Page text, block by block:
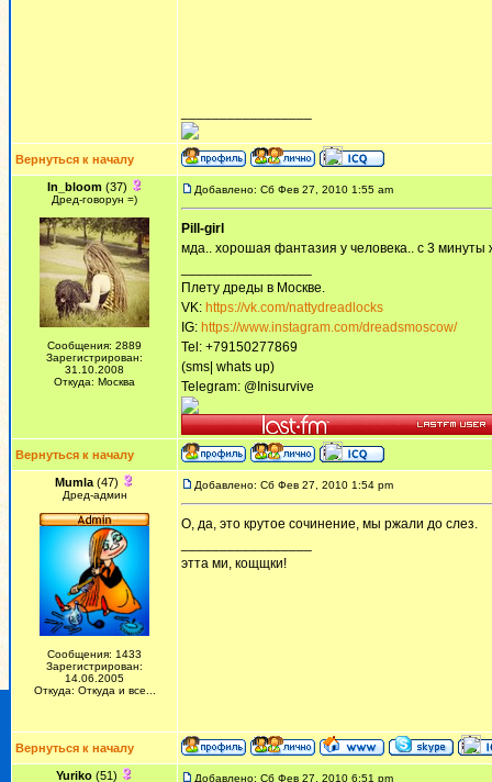
Вернуться к началу
In_bloom(37)
Дред-говорун =)
Сообщения: 2889
Зарегистрирован:
31.10.2008
Откуда: Москва
Добавлено: Сб Фев 27, 2010 1:55 am
Pill-girl
мда.. хорошая фантазия у человека.. с 3 минуты
Плету дреды в Москве.
VK: https://vk.com/nattydreadlocks
IG: https://www.instagram.com/dreadsmoscow/
Tel: +79150277869
(sms| whats up)
Telegram: @Inisurvive
Вернуться к началу
Mumla (47)
Дред-админ
Сообщения: 1433
Зарегистрирован:
14.06.2005
Откуда: Откуда и все...
Добавлено: Сб Фев 27, 2010 1:54 pm
О, да, это крутое сочинение, мы ржали до слез.
этта ми, кощщки!
Вернуться к началу
Yuriko (51) Добавлено: Сб Фев 27, 2010 6:51 pm